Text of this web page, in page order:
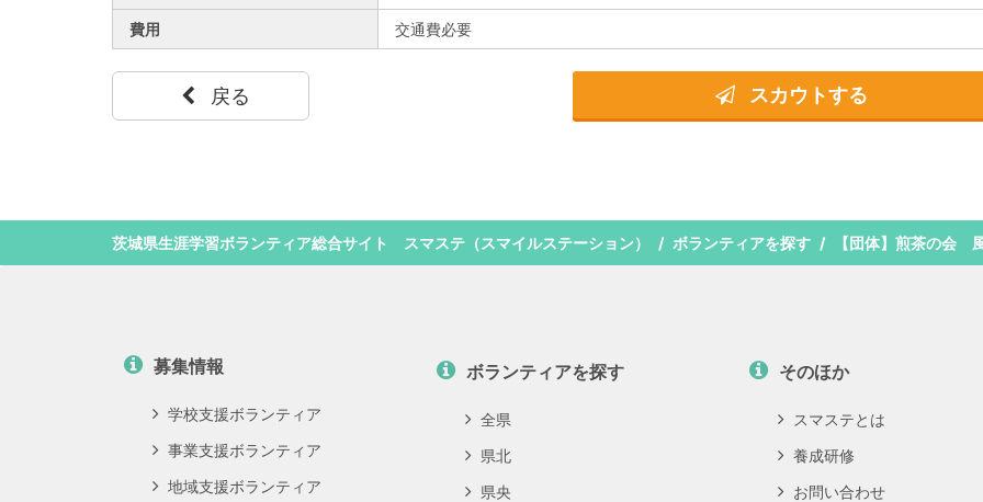
費用 交通費必要
戻る スカウトする
茨城県生涯学習ボランティア総合サイト スマステ（スマイルステーション） ボランティアを探す 【団体】煎茶の会
募集情報
学校支援ボランティア
事業支援ボランティア
地域支援ボランティア
ボランティアを探す
全県
県北
県央
そのほか
スマステとは
養成研修
お問い合わせ